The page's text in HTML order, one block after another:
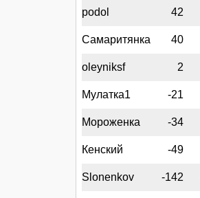
podol 42
Самаритянка 40
oleyniksf 2
Мулатка1 -21
Мороженка -34
Кенский -49
Slonenkov -142